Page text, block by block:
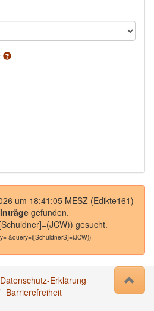
um 18:41:05 MESZ (Edikte161)
gefunden.
gesucht.
&query=([SchuldnerS]=(JCW))
Datenschutz-Erklärung
Barrierefreiheit